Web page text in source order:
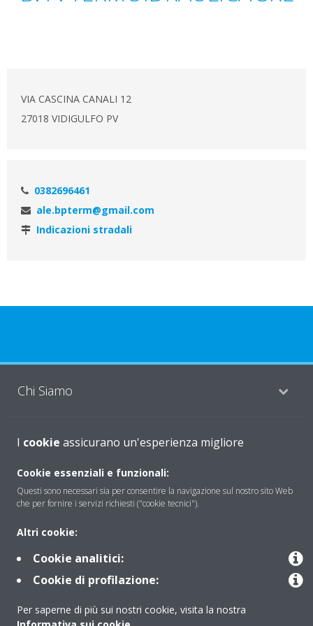
VIA CASCINA CANALI 12
27018 VIDIGULFO PV
0382696461
ale.bpterm@gmail.com
Indicazioni stradali
Chi Siamo
Soluzioni
Contattaci
Periodo di supporto definito
Politica di segnalazione e divulgazione delle vulnerabilità del
Gruppo Daikin Europe
I cookie assicurano un'esperienza migliore
Cookie essenziali e funzionali:
Questi sono necessari sia per consentire la navigazione sul nostro sito Web
che per fornire i servizi richiesti ("cookie tecnici").
Altri cookie:
Cookie analitici:
Cookie di profilazione:
Per saperne di più sui nostri cookie, visita la nostra